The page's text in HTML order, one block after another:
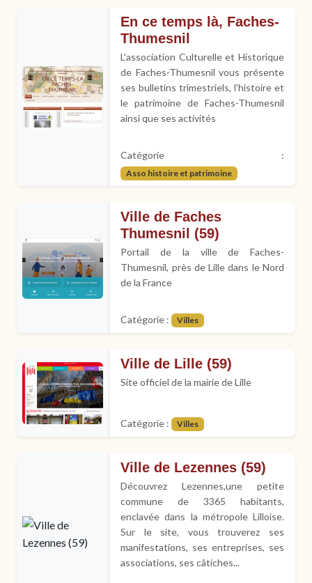
En ce temps là, Faches-
Thumesnil
L'association Culturelle et Historique
de Faches-Thumesnil vous présente
ses bulletins trimestriels, l'histoire et
le patrimoine de Faches-Thumesnil
ainsi que ses activités
Catégorie :
Asso histoire et patrimoine
Ville de Faches
Thumesnil (59)
Portail de la ville de Faches-
Thumesnil, près de Lille dans le Nord
de la France
Catégorie : Villes
Ville de Lille (59)
Site officiel de la mairie de Lille
Catégorie : Villes
Ville de Lezennes (59)
Découvrez Lezennes,une petite
commune de 3365 habitants,
enclavée dans la métropole Lilloise.
Sur le site, vous trouverez ses
manifestations, ses entreprises, ses
associations, ses câtiches...